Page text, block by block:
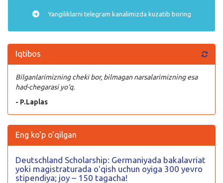
Yangiliklarni telegram kanalimizda kuzatib boring
Iqtibos
Bilganlarimizning cheki bor, bilmagan narsalarimizning esa
had-chegarasi yo‘q.
- P.Laplas
Eng ko'p o'qilgan
Deutschland Scholarship: Germaniyada bakalavriat
yoki magistraturada oʻqish uchun oyiga 300 yevro
stipendiya; joy – 150 tagacha!